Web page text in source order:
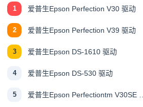
1 爱普生Epson Perfection V30 驱动
2 爱普生Epson Perfection V39 驱动
3 爱普生Epson DS-1610 驱动
4 爱普生Epson DS-530 驱动
5